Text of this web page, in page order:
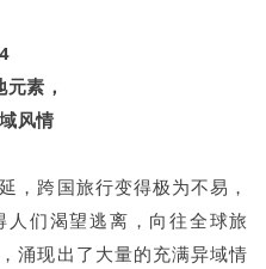
素，
风情
，跨国旅行变得极为不易，
们渴望逃离，向往全球旅
涌现出了大量的充满异域情